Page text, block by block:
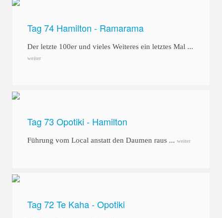
Tag 74 Hamilton - Ramarama
Der letzte 100er und vieles Weiteres ein letztes Mal ...
weiter
Tag 73 Opotiki - Hamilton
Führung vom Local anstatt den Daumen raus ... weiter
Tag 72 Te Kaha - Opotiki